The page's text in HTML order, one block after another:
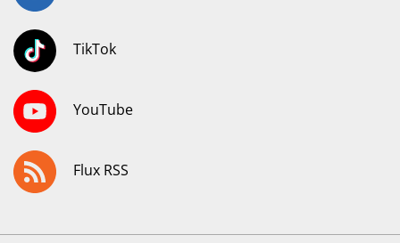
TikTok
YouTube
Flux RSS